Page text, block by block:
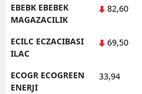
EBEBK EBEBEK
MAGAZACILIK
82,60
ECILC ECZACIBASI
ILAC
69,50
ECOGR ECOGREEN
ENERJI
33,94